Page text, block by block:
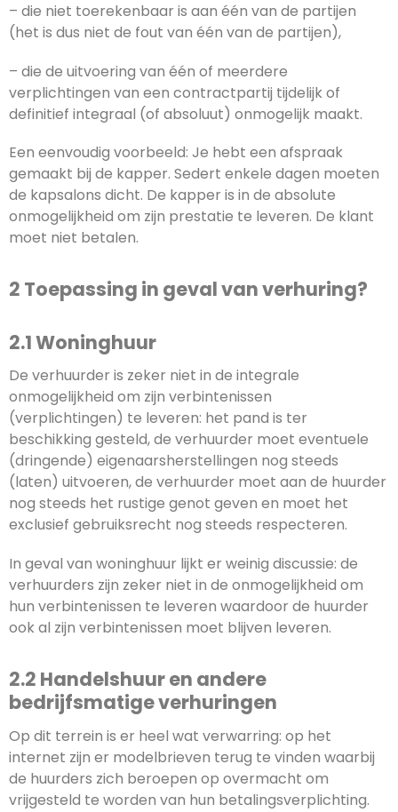
– die niet toerekenbaar is aan één van de partijen
(het is dus niet de fout van één van de partijen),
– die de uitvoering van één of meerdere
verplichtingen van een contractpartij tijdelijk of
definitief integraal (of absoluut) onmogelijk maakt.
Een eenvoudig voorbeeld: Je hebt een afspraak
gemaakt bij de kapper. Sedert enkele dagen moeten
de kapsalons dicht. De kapper is in de absolute
onmogelijkheid om zijn prestatie te leveren. De klant
moet niet betalen.
2 Toepassing in geval van verhuring?
2.1 Woninghuur
De verhuurder is zeker niet in de integrale
onmogelijkheid om zijn verbintenissen
(verplichtingen) te leveren: het pand is ter
beschikking gesteld, de verhuurder moet eventuele
(dringende) eigenaarsherstellingen nog steeds
(laten) uitvoeren, de verhuurder moet aan de huurder
nog steeds het rustige genot geven en moet het
exclusief gebruiksrecht nog steeds respecteren.
In geval van woninghuur lijkt er weinig discussie: de
verhuurders zijn zeker niet in de onmogelijkheid om
hun verbintenissen te leveren waardoor de huurder
ook al zijn verbintenissen moet blijven leveren.
2.2 Handelshuur en andere
bedrijfsmatige verhuringen
Op dit terrein is er heel wat verwarring: op het
internet zijn er modelbrieven terug te vinden waarbij
de huurders zich beroepen op overmacht om
vrijgesteld te worden van hun betalingsverplichting.